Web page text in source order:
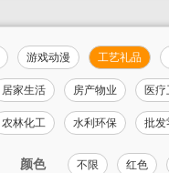
游戏动漫 工艺礼品
居家生活 房产物业 医
农林化工 水利环保 批发
颜色 不限 红色